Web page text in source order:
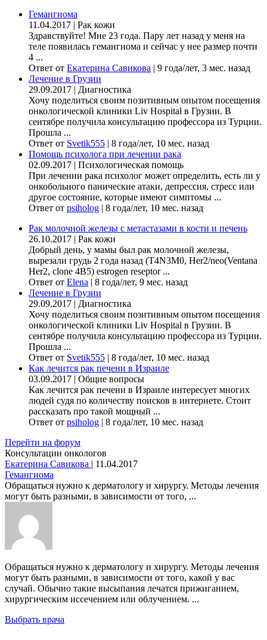
Гемангиома
11.04.2017
Рак кожи
Здравствуйте! Мне 23 года. Пару лет назад у меня на
теле появилась гемангиома и сейчас у нее размер почти
4 ...
Ответ от Екатерина Савикова
9 года/лет, 3 мес. назад
Лечение в Грузии
29.09.2017
Диагностика
Хочу поделиться своим позитивным опытом посещения
онкологической клиники Liv Hospital в Грузии. В
сентябре получила консультацию профессора из Турции.
Прошла ...
Ответ от Svetik555
8 года/лет, 10 мес. назад
Помощь психолога при лечении рака
02.09.2017
Психологическая помощь
При лечении рака психолог может определить, есть ли у
онкобольного панические атаки, депрессия, стресс или
другое состояние, которые имеют симптомы ...
Ответ от psiholog
8 года/лет, 10 мес. назад
Рак молочной железы с метастазами в кости и печень
26.10.2017
Рак кожи
Добрый день, у мамы был рак молочной железы,
вырезали грудь 2 года назад (Т4N3M0, Her2/neo(Ventana
Her2, clone 4B5) estrogen reseptor ...
Ответ от Elena
8 года/лет, 9 мес. назад
Лечение в Грузии
29.09.2017
Диагностика
Хочу поделиться своим позитивным опытом посещения
онкологической клиники Liv Hospital в Грузии. В
сентябре получила консультацию профессора из Турции.
Прошла ...
Ответ от Svetik555
8 года/лет, 10 мес. назад
Как лечится рак печени в Израиле
03.09.2017
Общие вопросы
Как лечится рак печени в Израиле интересует многих
людей судя по количеству поисков в интернете. Стоит
рассказать про такой мощный ...
Ответ от psiholog
8 года/лет, 10 мес. назад
Перейти на форум
Консультации онкологов
Екатерина Савикова
11.04.2017
Гемангиома
Обращаться нужно к дерматологу и хирургу. Методы лечения
могут быть разными, в зависимости от того, ...
Обращаться нужно к дерматологу и хирургу. Методы лечения
могут быть разными, в зависимости от того, какой у вас
случай. Обычно такие высыпания лечатся прижиганием,
хирургическим иссечением или облучением. ...
Выбрать врача